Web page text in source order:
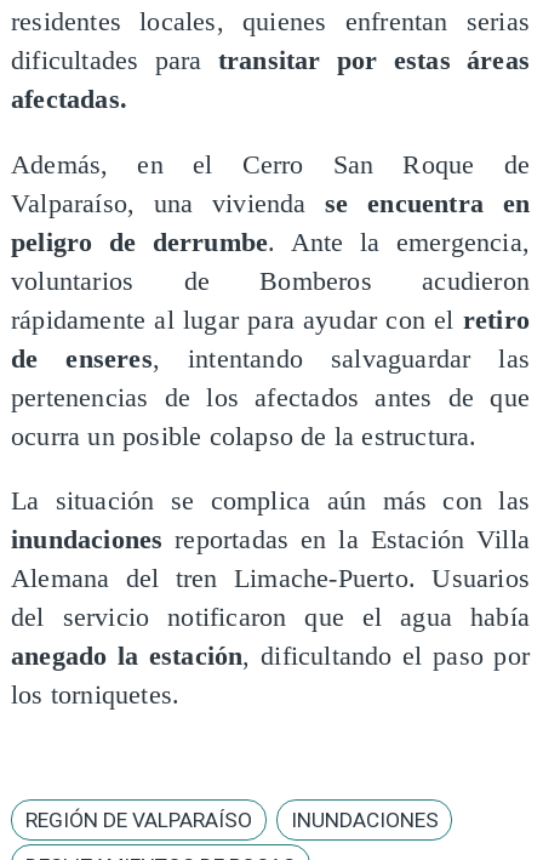
residentes locales, quienes enfrentan serias
dificultades para transitar por estas áreas
afectadas.
Además, en el Cerro San Roque de
Valparaíso, una viviendase encuentra en
peligro de derrumbe. Ante la emergencia,
voluntarios de Bomberos acudieron
rápidamente al lugar para ayudar con el retiro
de enseres, intentando salvaguardar las
pertenencias de los afectados antes de que
ocurra un posible colapso de la estructura.
La situación se complica aún más con las
inundaciones reportadas en la Estación Villa
Alemana del tren Limache-Puerto. Usuarios
del servicio notificaron que el agua había
anegado la estación, dificultando el paso por
los torniquetes.
REGIÓN DE VALPARAÍSO
INUNDACIONES